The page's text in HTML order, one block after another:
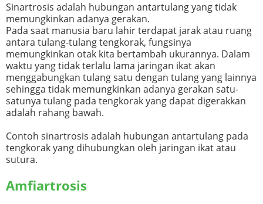
Sinartrosis adalah hubungan antartulang yang tidak
memungkinkan adanya gerakan.
Pada saat manusia baru lahir terdapat jarak atau ruang
antara tulang-tulang tengkorak, fungsinya
memungkinkan otak kita bertambah ukurannya. Dalam
waktu yang tidak terlalu lama jaringan ikat akan
menggabungkan tulang satu dengan tulang yang lainnya
sehingga tidak memungkinkan adanya gerakan satu-
satunya tulang pada tengkorak yang dapat digerakkan
adalah rahang bawah.
Contoh sinartrosis adalah hubungan antartulang pada
tengkorak yang dihubungkan oleh jaringan ikat atau
sutura.
Amfiartrosis